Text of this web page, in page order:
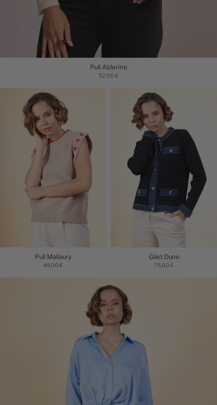
Pull Alderine
52,00 €
Pull Mallaury
49,00 €
Gilet Dune
75,00 €